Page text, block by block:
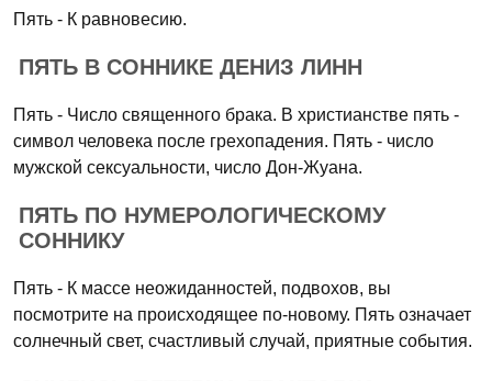
Пять - К равновесию.
ПЯТЬ В СОННИКЕ ДЕНИЗ ЛИНН
Пять - Число священного брака. В христианстве пять -
символ человека после грехопадения. Пять - число
мужской сексуальности, число Дон-Жуана.
ПЯТЬ ПО НУМЕРОЛОГИЧЕСКОМУ
СОННИКУ
Пять - К массе неожиданностей, подвохов, вы
посмотрите на происходящее по-новому. Пять означает
солнечный свет, счастливый случай, приятные события.